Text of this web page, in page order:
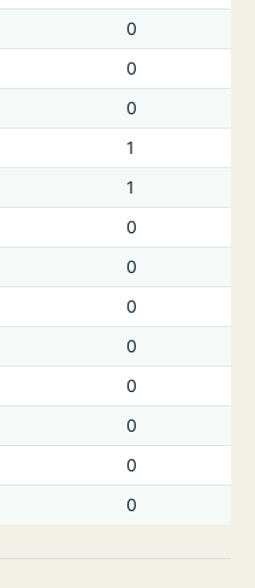
0
0
0
1
1
0
0
0
0
0
0
0
0